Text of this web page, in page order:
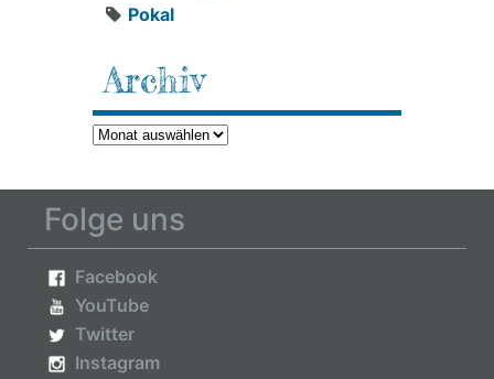
Pokal
Archiv
Archiv
Folge uns
Facebook
YouTube
Twitter
Instagram